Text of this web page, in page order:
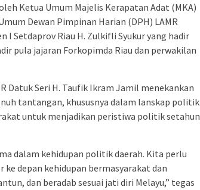
Ketua Umum Majelis Kerapatan Adat (MKA)
Dewan Pimpinan Harian (DPH) LAMR
I Setdaprov Riau H. Zulkifli Syukur yang hadir
pula jajaran Forkopimda Riau dan perwakilan
Datuk Seri H. Taufik Ikram Jamil menekankan
tantangan, khususnya dalam lanskap politik
untuk menjadikan peristiwa politik setahun
dalam kehidupan politik daerah. Kita perlu
depan kehidupan bermasyarakat dan
dan beradab sesuai jati diri Melayu,” tegas